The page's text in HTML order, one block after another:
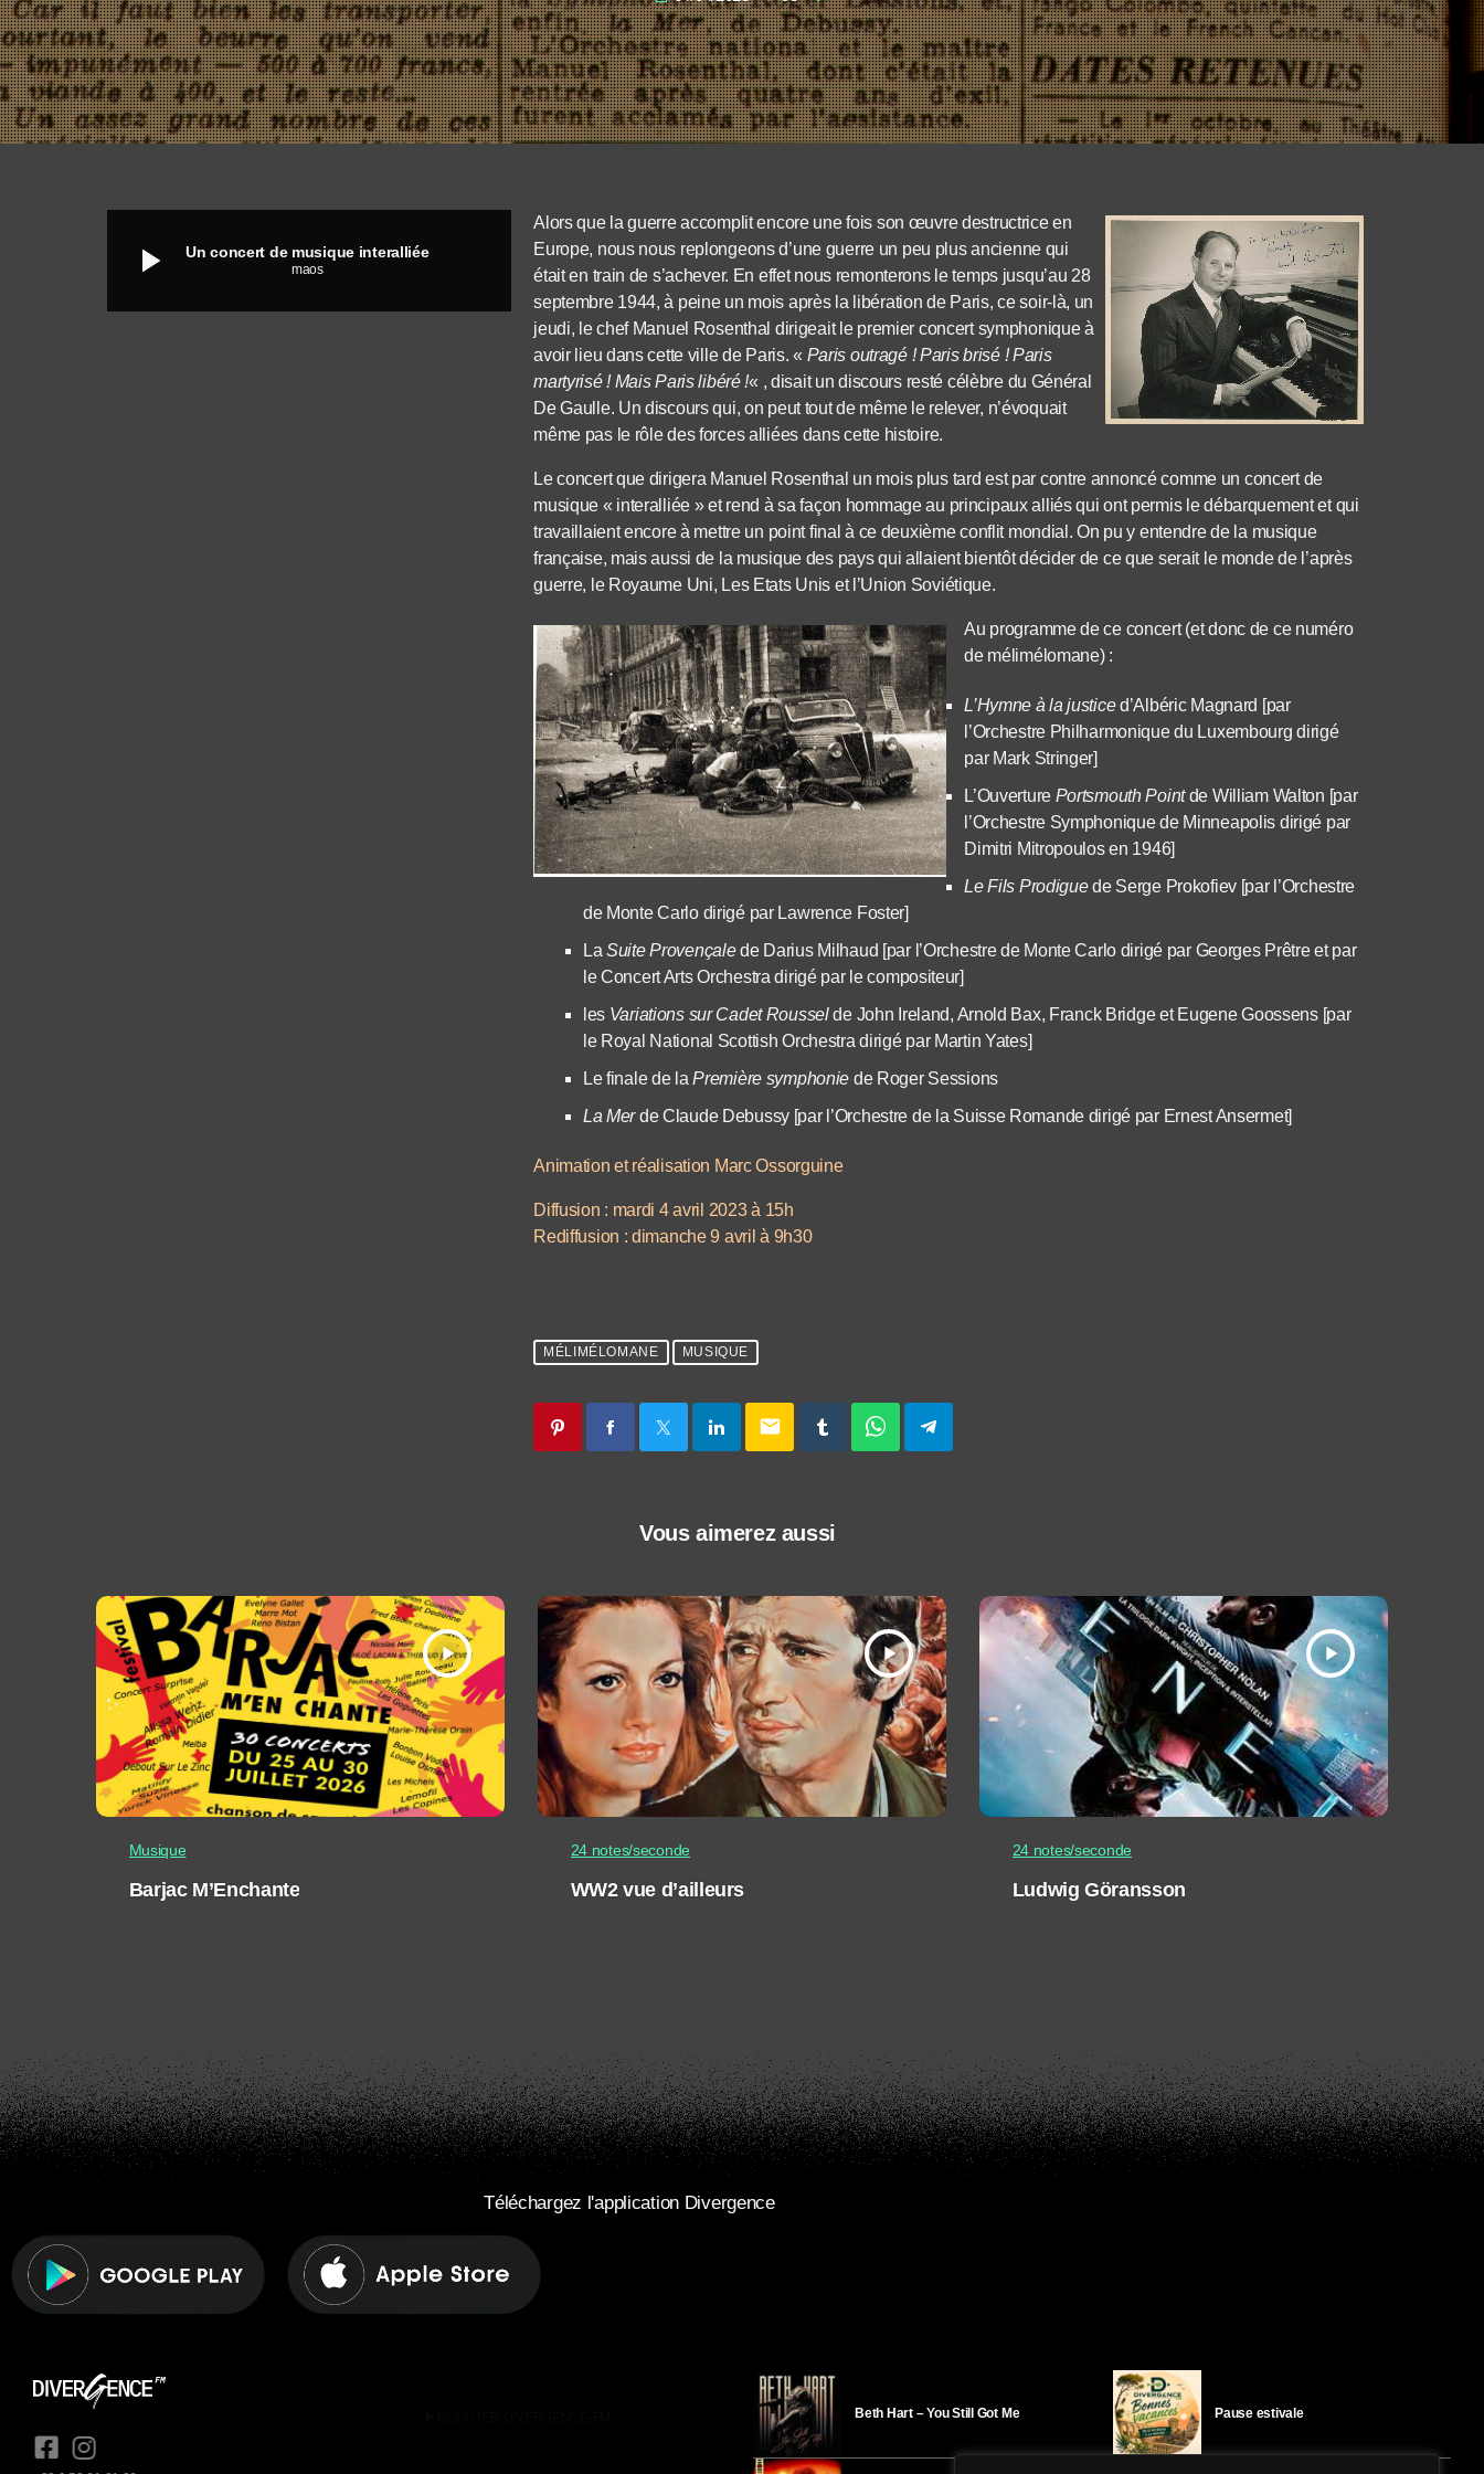
play_arrow Un concert de musique interalliée
maos
Alors que la guerre accomplit encore une fois son œuvre destructrice en
Europe, nous nous replongeons d’une guerre un peu plus ancienne qui
était en train de s’achever. En effet nous remonterons le temps jusqu’au 28
septembre 1944, à peine un mois après la libération de Paris, ce soir-là, un
jeudi, le chef Manuel Rosenthal dirigeait le premier concert symphonique à
avoir lieu dans cette ville de Paris. « Paris outragé ! Paris brisé ! Paris
martyrisé ! Mais Paris libéré !« , disait un discours resté célèbre du Général
De Gaulle. Un discours qui, on peut tout de même le relever, n’évoquait
même pas le rôle des forces alliées dans cette histoire.
Le concert que dirigera Manuel Rosenthal un mois plus tard est par contre annoncé comme un concert de
musique « interalliée » et rend à sa façon hommage au principaux alliés qui ont permis le débarquement et qui
travaillaient encore à mettre un point final à ce deuxième conflit mondial. On pu y entendre de la musique
française, mais aussi de la musique des pays qui allaient bientôt décider de ce que serait le monde de l’après
guerre, le Royaume Uni, Les Etats Unis et l’Union Soviétique.
Au programme de ce concert (et donc de ce numéro
de mélimélomane) :
L’Hymne à la justiced’Albéric Magnard [par
l’Orchestre Philharmonique du Luxembourg dirigé
par Mark Stringer]
L’Ouverture Portsmouth Pointde William Walton [par
l’Orchestre Symphonique de Minneapolis dirigé par
Dimitri Mitropoulos en 1946]
Le Fils Prodiguede Serge Prokofiev [par l’Orchestre
de Monte Carlo dirigé par Lawrence Foster]
LaSuite Provençalede Darius Milhaud [par l’Orchestre de Monte Carlo dirigé par Georges Prêtre et par
le Concert Arts Orchestra dirigé par le compositeur]
les Variations sur Cadet Rousselde John Ireland, Arnold Bax, Franck Bridge et Eugene Goossens [par
le Royal National Scottish Orchestra dirigé par Martin Yates]
Le finale de laPremière symphonie de Roger Sessions
La Merde Claude Debussy [par l’Orchestre de la Suisse Romande dirigé par Ernest Ansermet]
Animation et réalisation Marc Ossorguine
Diffusion : mardi 4 avril 2023 à 15h
Rediffusion : dimanche 9 avril à 9h30
MÉLIMÉLOMANE MUSIQUE
email
Vous aimerez aussi
play_arrow
Musique
Barjac M’Enchante
play_arrow
24 notes/seconde
WW2 vue d’ailleurs
play_arrow
24 notes/seconde
Ludwig Göransson
Téléchargez l'application Divergence
Beth Hart – You Still Got Me Pause estivale